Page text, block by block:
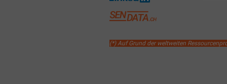
(*) Auf Grund der weltweiten